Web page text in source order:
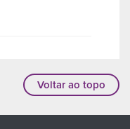
Voltar ao topo